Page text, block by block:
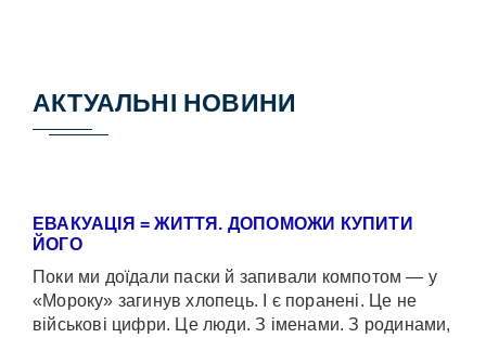
АКТУАЛЬНІ НОВИНИ
ЕВАКУАЦІЯ = ЖИТТЯ. ДОПОМОЖИ КУПИТИ
ЙОГО
Поки ми доїдали паски й запивали компотом — у
«Мороку» загинув хлопець. І є поранені. Це не
військові цифри. Це люди. З іменами. З родинами,